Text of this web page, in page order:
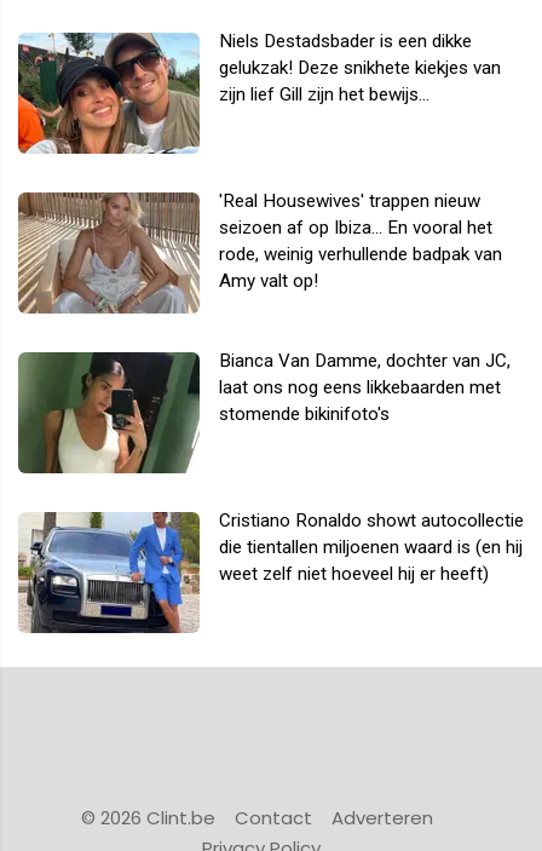
Niels Destadsbader is een dikke
gelukzak! Deze snikhete kiekjes van
zijn lief Gill zijn het bewijs...
'Real Housewives' trappen nieuw
seizoen af op Ibiza... En vooral het
rode, weinig verhullende badpak van
Amy valt op!
Bianca Van Damme, dochter van JC,
laat ons nog eens likkebaarden met
stomende bikinifoto's
Cristiano Ronaldo showt autocollectie
die tientallen miljoenen waard is (en hij
weet zelf niet hoeveel hij er heeft)
© 2026 Clint.be Contact
Adverteren